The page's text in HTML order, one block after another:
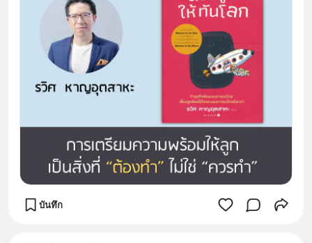
บันทึก